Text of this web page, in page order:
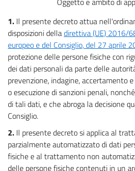
45
46
Capo VII
Disposizioni integrative sui
delle Forze di
47
48
49
50
1. Il presente decreto attua
disposizioni delladirettiva (UE) 2016/
europeo e del Consiglio, del 27 aprile
protezione delle persone fisiche con
dei dati personali da parte delle
prevenzione, indagine, accertamento
o esecuzione di sanzioni penali,
di tali dati, e che abroga la decisione
Consiglio.
2. Il presente decreto si applica al
parzialmente automatizzato di dati
fisiche e al trattamento non
delle persone fisiche contenuti in un